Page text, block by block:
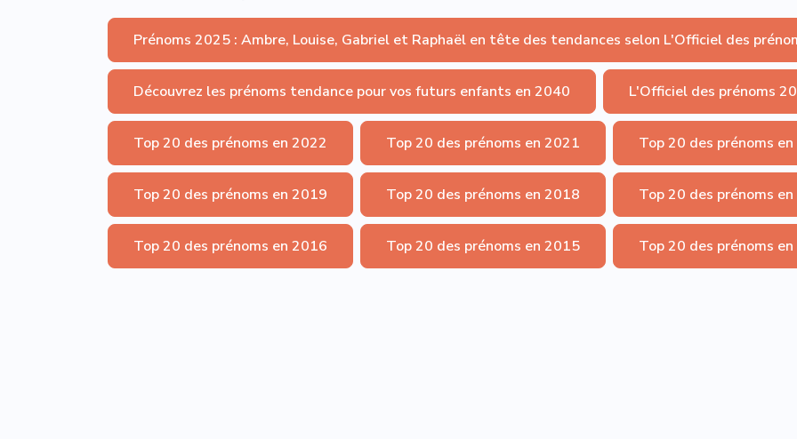
Prénoms 2025 : Ambre, Louise, Gabriel et Raphaël en tête des tendances selon L'Officiel des
Découvrez les prénoms tendance pour vos futurs enfants en 2040 L'Officiel des prénoms
Top 20 des prénoms en 2022 Top 20 des prénoms en 2021 Top 20 des prénoms
Top 20 des prénoms en 2019 Top 20 des prénoms en 2018 Top 20 des prénoms
Top 20 des prénoms en 2016 Top 20 des prénoms en 2015 Top 20 des prénoms